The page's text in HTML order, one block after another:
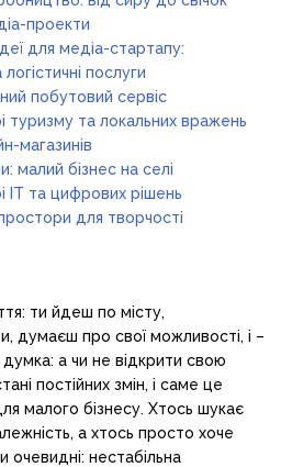
проекти
для медіа-стартапу:
послуги
побутовий сервіс
туризму та локальних вражень
магазинів
малий бізнес на селі
IT та цифрових рішень
для творчості
ти йдеш по місту,
думаєш про свої можливості, і –
а чи не відкрити свою
постійних змін, і саме це
малого бізнесу. Хтось шукає
а хтось просто хоче
очевидні: нестабільна